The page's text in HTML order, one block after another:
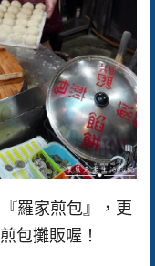
羅家煎包』，更
包攤販喔！